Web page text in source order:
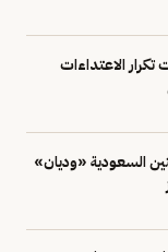
تكرار الاعتداءات
السعودية «وديان»